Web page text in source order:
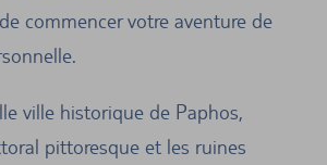
commencer votre aventure de
ville historique de Paphos,
pittoresque et les ruines